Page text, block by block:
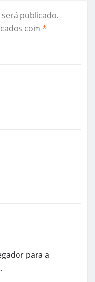
publicado.
com *
para a